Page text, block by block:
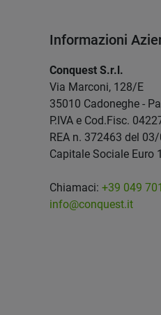
Informazioni
Conquest S.r.l.
Via Marconi, 128/E
35010 Cadoneghe -
P.IVA e Cod.Fisc.
REA n. 372463 del
Capitale Sociale Euro
Chiamaci: +39 049
info@conquest.it